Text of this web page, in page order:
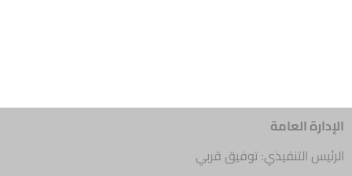
الإدارة العامة
الرئيس التنفيذي: توفيق قربي